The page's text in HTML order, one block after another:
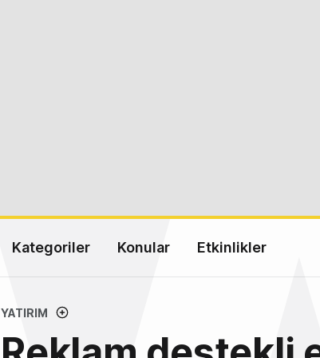
Kategoriler Konular Etkinlikler
YATIRIM